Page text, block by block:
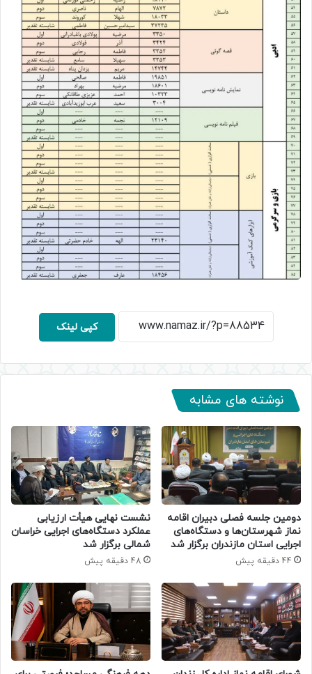
کپی لینک
نوشته های مشابه
دومین جلسه فصلی دبیران اقامه
نماز شهرستان‌ها و دستگاه‌های
اجرایی استان مازندران برگزار شد
44 دقیقه پیش
نشست نهایی هیأت ارزیابی
عملکرد دستگاه‌های اجرایی خراسان
شمالی برگزار شد
48 دقیقه پیش